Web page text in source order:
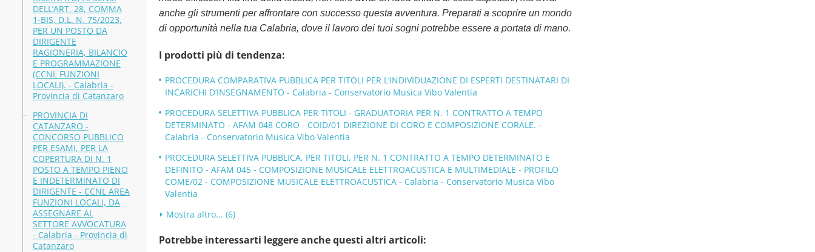
DELL’ART. 28, COMMA
1-BIS, D.L. N. 75/2023,
PER UN POSTO DA
DIRIGENTE
RAGIONERIA, BILANCIO
E PROGRAMMAZIONE
(CCNL FUNZIONI
LOCALI). - Calabria -
Provincia di Catanzaro
PROVINCIA DI
CATANZARO -
CONCORSO PUBBLICO
PER ESAMI, PER LA
COPERTURA DI N. 1
POSTO A TEMPO PIENO
E INDETERMINATO DI
DIRIGENTE - CCNL AREA
FUNZIONI LOCALI, DA
ASSEGNARE AL
SETTORE AVVOCATURA
- Calabria - Provincia di
Catanzaro
anche gli strumenti per affrontare con successo questa avventura. Preparati a scoprire un mondo
di opportunità nella tua Calabria, dove il lavoro dei tuoi sogni potrebbe essere a portata di mano.
I prodotti più di tendenza:
PROCEDURA COMPARATIVA PUBBLICA PER TITOLI PER L’INDIVIDUAZIONE DI ESPERTI DESTINATARI DI
INCARICHI D’INSEGNAMENTO - Calabria - Conservatorio Musica Vibo Valentia
PROCEDURA SELETTIVA PUBBLICA PER TITOLI - GRADUATORIA PER N. 1 CONTRATTO A TEMPO
DETERMINATO - AFAM 048 CORO - COID/01 DIREZIONE DI CORO E COMPOSIZIONE CORALE. -
Calabria - Conservatorio Musica Vibo Valentia
PROCEDURA SELETTIVA PUBBLICA, PER TITOLI, PER N. 1 CONTRATTO A TEMPO DETERMINATO E
DEFINITO - AFAM 045 - COMPOSIZIONE MUSICALE ELETTROACUSTICA E MULTIMEDIALE - PROFILO
COME/02 - COMPOSIZIONE MUSICALE ELETTROACUSTICA - Calabria - Conservatorio Musica Vibo
Valentia
Mostra altro... (6)
Potrebbe interessarti leggere anche questi altri articoli: